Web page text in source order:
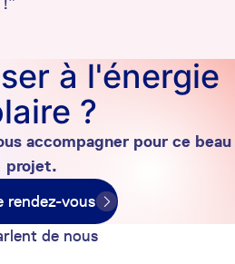
à l'énergie
?
accompagner pour ce beau
projet.
rendez-vous
de nous